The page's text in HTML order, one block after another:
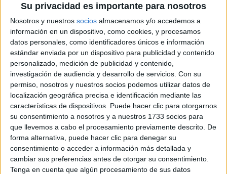
Su privacidad es importante para nosotros
Nosotros y nuestros socios almacenamos y/o accedemos a
información en un dispositivo, como cookies, y procesamos
datos personales, como identificadores únicos e información
estándar enviada por un dispositivo para publicidad y contenido
personalizado, medición de publicidad y contenido,
investigación de audiencia y desarrollo de servicios. Con su
permiso, nosotros y nuestros socios podemos utilizar datos de
localización geográfica precisa e identificación mediante las
características de dispositivos. Puede hacer clic para otorgarnos
su consentimiento a nosotros y a nuestros 1733 socios para
que llevemos a cabo el procesamiento previamente descrito. De
forma alternativa, puede hacer clic para denegar su
consentimiento o acceder a información más detallada y
cambiar sus preferencias antes de otorgar su consentimiento.
Tenga en cuenta que algún procesamiento de sus datos